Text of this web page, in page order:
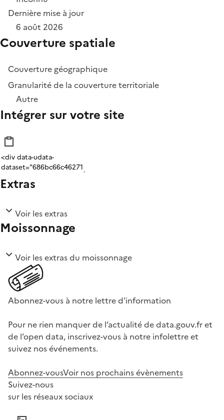
Dernière mise à jour
6 août 2026
Couverture spatiale
Couverture géographique
Granularité de la couverture territoriale
Autre
Intégrer sur votre site
Extras
Voir les extras
Moissonnage
Voir les extras du moissonnage
Abonnez-vous à notre lettre d'information
Pour ne rien manquer de l’actualité de data.gouv.fr et
de l’open data, inscrivez-vous à notre infolettre et
suivez nos événements.
Abonnez-vousVoir nos prochains évènements
Suivez-nous
sur les réseaux sociaux